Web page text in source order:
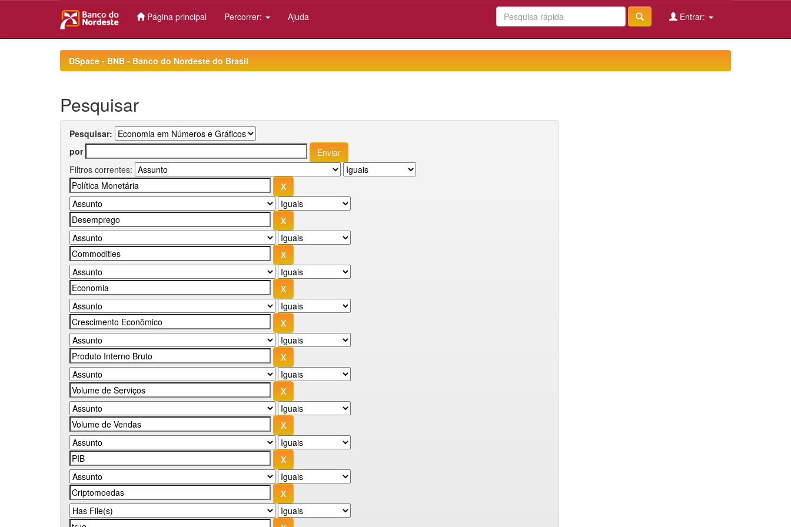
Página principal Percorrer: Ajuda Entrar:
DSpace - BNB - Banco do Nordeste do Brasil
Pesquisar
Pesquisar:
por
Filtros correntes: